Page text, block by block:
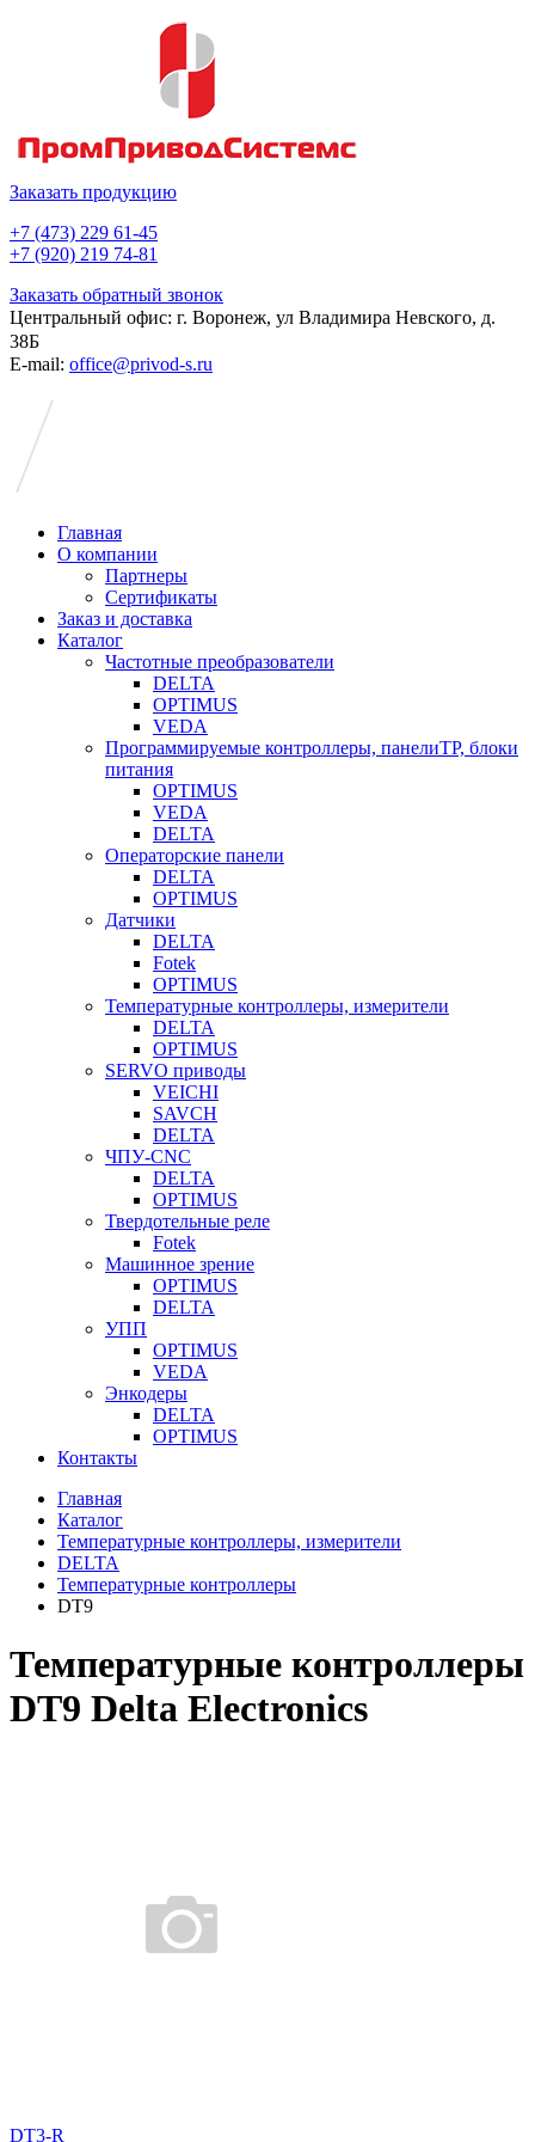
Заказать продукцию
+7 (473) 229 61-45
+7 (920) 219 74-81
Заказать обратный звонок
Центральный офис: г. Воронеж, ул Владимира Невского, д.
38Б
E-mail: office@privod-s.ru
Главная
О компании
Партнеры
Сертификаты
Заказ и доставка
Каталог
Частотные преобразователи
DELTA
OPTIMUS
VEDA
Программируемые контроллеры, панелиTP, блоки
питания
OPTIMUS
VEDA
DELTA
Операторские панели
DELTA
OPTIMUS
Датчики
DELTA
Fotek
OPTIMUS
Температурные контроллеры, измерители
DELTA
OPTIMUS
SERVO приводы
VEICHI
SAVCH
DELTA
ЧПУ-CNC
DELTA
OPTIMUS
Твердотельные реле
Fotek
Машинное зрение
OPTIMUS
DELTA
УПП
OPTIMUS
VEDA
Энкодеры
DELTA
OPTIMUS
Контакты
Главная
Каталог
Температурные контроллеры, измерители
DELTA
Температурные контроллеры
DT9
Температурные контроллеры
DT9 Delta Electronics
DT3-R